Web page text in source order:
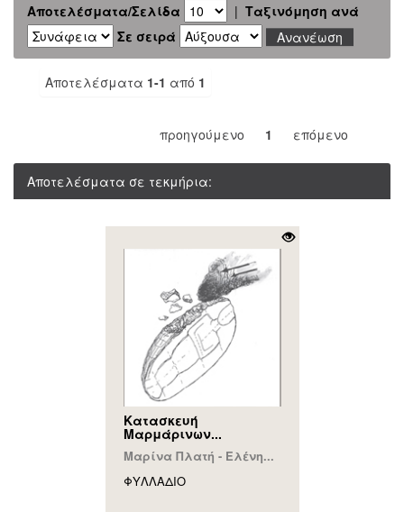
Αποτελέσματα/Σελίδα | Ταξινόμηση ανά
Σε σειρά
Αποτελέσματα 1-1 από 1
προηγούμενο 1 επόμενο
Αποτελέσματα σε τεκμήρια:
Κατασκευή
Μαρμάρινων...
Μαρίνα Πλατή - Ελένη...
ΦΥΛΛAΔΙΟ